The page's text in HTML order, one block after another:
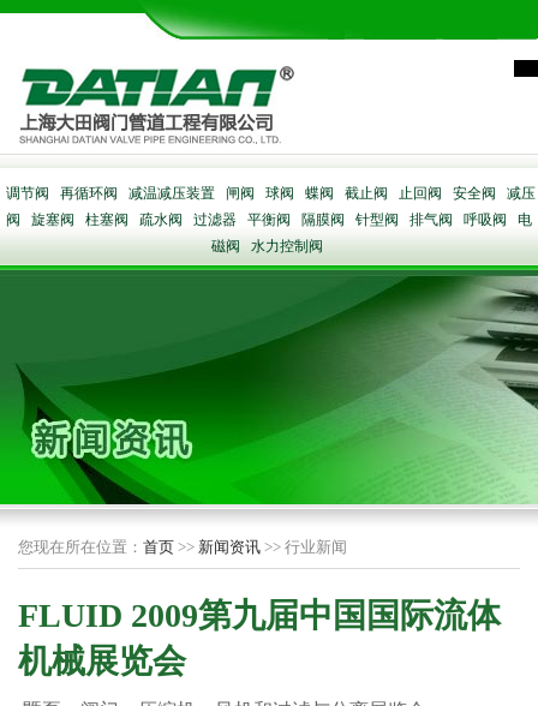
调节阀 再循环阀 减温减压装置 闸阀 球阀 蝶阀 截止阀 止回阀 安全阀
减压
阀
旋塞阀 柱塞阀 疏水阀 过滤器 平衡阀 隔膜阀 针型阀 排气阀 呼吸阀
电
磁阀
水力控制阀
您现在所在位置： 首页 >> 新闻资讯 >> 行业新闻
FLUID 2009第九届中国国际流体
机械展览会